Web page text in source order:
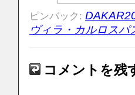
ピンバック:
ヴィラ・カルロス
コメントを残